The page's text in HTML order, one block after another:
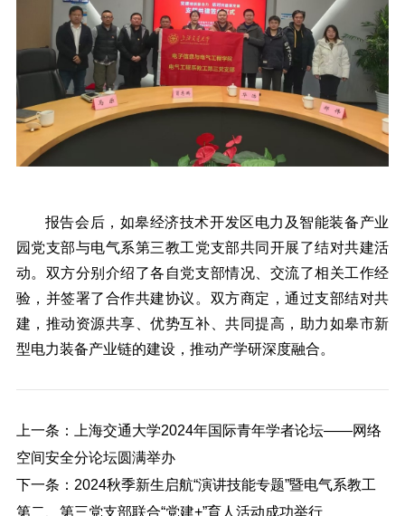
报告会后，如皋经济技术开发区电力及智能装备产业
园党支部与电气系第三教工党支部共同开展了结对共建活
动。双方分别介绍了各自党支部情况、交流了相关工作经
验，并签署了合作共建协议。双方商定，通过支部结对共
建，推动资源共享、优势互补、共同提高，助力如皋市新
型电力装备产业链的建设，推动产学研深度融合。
上一条：上海交通大学2024年国际青年学者论坛——网络
空间安全分论坛圆满举办
下一条：2024秋季新生启航“演讲技能专题”暨电气系教工
第二、第三党支部联合“党建+”育人活动成功举行